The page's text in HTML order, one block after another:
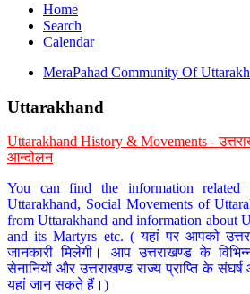
Home
Search
Calendar
MeraPahad Community Of
Uttarakhand
Uttarakhand History & Movements -
आन्दोलन
You can find the information
Uttarakhand, Social Movements of
from Uttarakhand and information about
and its Martyrs etc. ( यहां पर आपको
जानकारी मिलेगी। आप उत्तराखण्ड के
सेनानियों और उत्तराखण्ड राज्य प्राप्ति के
यहां जान सकते हैं।)